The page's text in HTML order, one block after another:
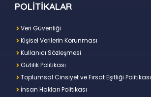
POLİTİKALAR
Veri Güvenliği
Kişisel Verilerin Korunması
Kullanıcı Sözleşmesi
Gizlilik Politikası
Toplumsal Cinsiyet ve Fırsat Eşitliği Politikası
İnsan Hakları Politikası